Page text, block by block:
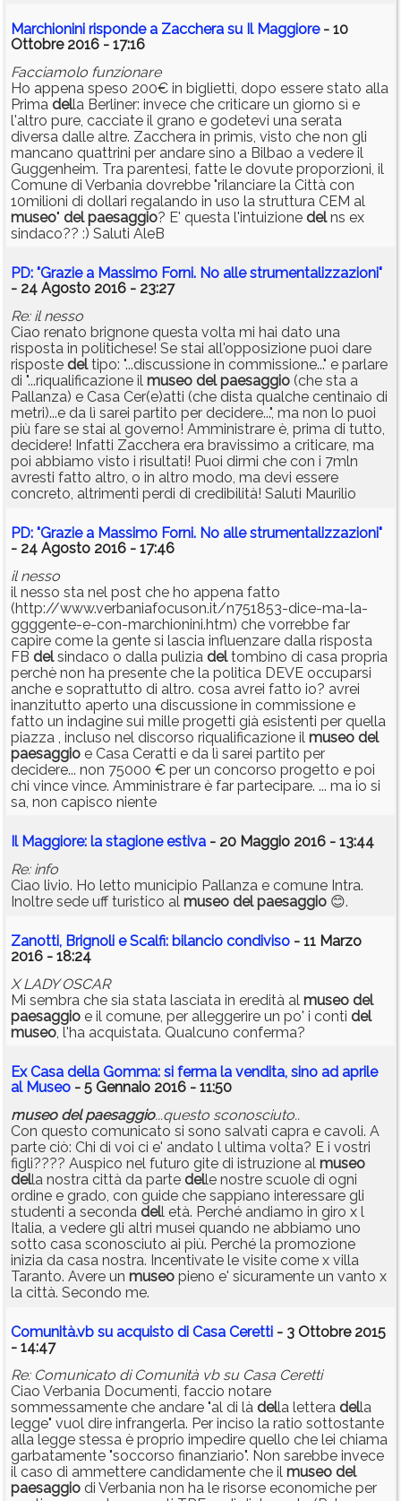
Marchionini risponde a Zacchera su Il Maggiore- 10
Ottobre 2016 - 17:16
Facciamolo funzionare
Ho appena speso 200€ in biglietti, dopo essere stato alla
Prima della Berliner: invece che criticare un giorno sì e
l'altro pure, cacciate il grano e godetevi una serata
diversa dalle altre. Zacchera in primis, visto che non gli
mancano quattrini per andare sino a Bilbao a vedere il
Guggenheim. Tra parentesi, fatte le dovute proporzioni, il
Comune di Verbania dovrebbe "rilanciare la Città con
10milioni di dollari regalando in uso la struttura CEM al
museo" del paesaggio? E' questa l'intuizione delns ex
sindaco?? :) Saluti AleB
PD: "Grazie a Massimo Forni. No alle strumentalizzazioni"
- 24 Agosto 2016 - 23:27
Re: il nesso
Ciao renato brignone questa volta mi hai dato una
risposta in politichese! Se stai all'opposizione puoi dare
risposte deltipo: "...discussione in commissione..." e parlare
di "...riqualificazione il museo del paesaggio (che sta a
Pallanza) e Casa Cer(e)atti (che dista qualche centinaio di
metri)...e da lì sarei partito per decidere...", ma non lo puoi
più fare se stai al governo! Amministrare è, prima di tutto,
decidere! Infatti Zacchera era bravissimo a criticare, ma
poi abbiamo visto i risultati! Puoi dirmi che con i 7mln
avresti fatto altro, o in altro modo, ma devi essere
concreto, altrimenti perdi di credibilità! Saluti Maurilio
PD: "Grazie a Massimo Forni. No alle strumentalizzazioni"
- 24 Agosto 2016 - 17:46
il nesso
il nesso sta nel post che ho appena fatto
(http://www.verbaniafocuson.it/n751853-dice-ma-la-
ggggente-e-con-marchionini.htm) che vorrebbe far
capire come la gente si lascia influenzare dalla risposta
FB delsindaco o dalla pulizia deltombino di casa propria
perchè non ha presente che la politica DEVE occuparsi
anche e soprattutto di altro. cosa avrei fatto io? avrei
inanzitutto aperto una discussione in commissione e
fatto un indagine sui mille progetti già esistenti per quella
piazza , incluso nel discorso riqualificazione il museo del
paesaggio e Casa Ceratti e da lì sarei partito per
decidere... non 75000 € per un concorso progetto e poi
chi vince vince. Amministrare è far partecipare. ... ma io si
sa, non capisco niente
Il Maggiore: la stagione estiva - 20 Maggio 2016 - 13:44
Re: info
Ciao livio. Ho letto municipio Pallanza e comune Intra.
Inoltre sede uff turistico al museo del paesaggio 😊.
Zanotti, Brignoli e Scalfi: bilancio condiviso - 11 Marzo
2016 - 18:24
X LADY OSCAR
Mi sembra che sia stata lasciata in eredità al museo del
paesaggio e il comune, per alleggerire un po' i conti del
museo, l'ha acquistata. Qualcuno conferma?
Ex Casa della Gomma: si ferma la vendita, sino ad aprile
al Museo - 5 Gennaio 2016 - 11:50
museo del paesaggio...questo sconosciuto..
Con questo comunicato si sono salvati capra e cavoli. A
parte ciò: Chi di voi ci e' andato l ultima volta? E i vostri
figli???? Auspico nel futuro gite di istruzione al museo
della nostra città da parte delle nostre scuole di ogni
ordine e grado, con guide che sappiano interessare gli
studenti a seconda dell età. Perché andiamo in giro x l
Italia, a vedere gli altri musei quando ne abbiamo uno
sotto casa sconosciuto ai più. Perché la promozione
inizia da casa nostra. Incentivate le visite come x villa
Taranto. Avere un museo pieno e' sicuramente un vanto x
la città. Secondo me.
Comunità.vb su acquisto di Casa Ceretti - 3 Ottobre 2015
- 14:47
Re: Comunicato di Comunità vb su Casa Ceretti
Ciao Verbania Documenti, faccio notare
sommessamente che andare "al di là della lettera della
legge" vuol dire infrangerla. Per inciso la ratio sottostante
alla legge stessa è proprio impedire quello che lei chiama
garbatamente "soccorso finanziario". Non sarebbe invece
il caso di ammettere candidamente che il museo del
paesaggio di Verbania non ha le risorse economiche per